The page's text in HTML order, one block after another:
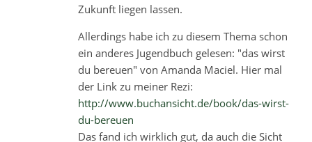
Zukunft liegen lassen.
Allerdings habe ich zu diesem Thema schon
ein anderes Jugendbuch gelesen: "das wirst
du bereuen" von Amanda Maciel. Hier mal
der Link zu meiner Rezi:
http://www.buchansicht.de/book/das-wirst-
du-bereuen
Das fand ich wirklich gut, da auch die Sicht